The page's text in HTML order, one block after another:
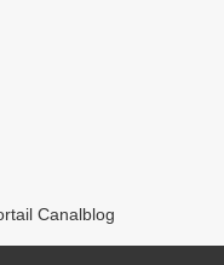
Canalblog